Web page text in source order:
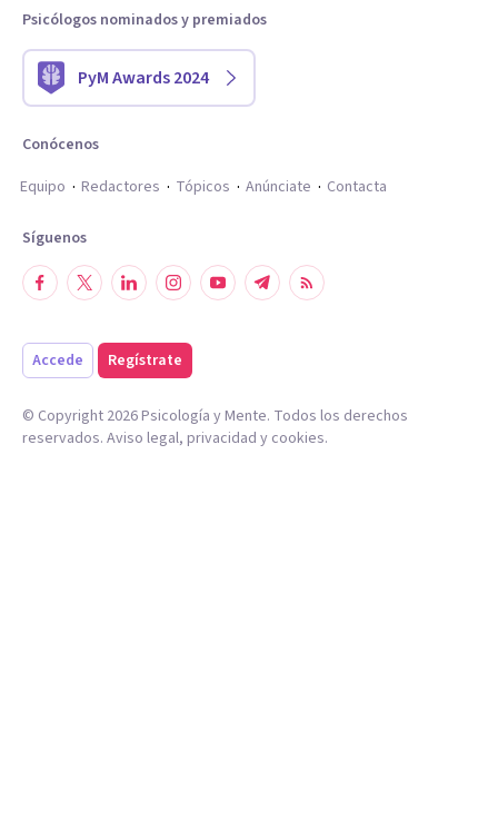
Psicólogos nominados y premiados
PyM Awards 2024
Conócenos
Equipo
Redactores Tópicos Anúnciate Contacta
Síguenos
Accede Regístrate
© Copyright 2026Psicología y Mente. Todos los derechos
reservados. Aviso legal, privacidad y cookies.